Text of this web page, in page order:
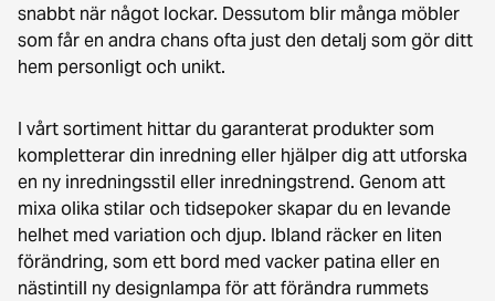
snabbt när något lockar. Dessutom blir många möbler
som får en andra chans ofta just den detalj som gör ditt
hem personligt och unikt.
I vårt sortiment hittar du garanterat produkter som
kompletterar din inredning eller hjälper dig att utforska
en ny inredningsstil eller inredningstrend. Genom att
mixa olika stilar och tidsepoker skapar du en levande
helhet med variation och djup. Ibland räcker en liten
förändring, som ett bord med vacker patina eller en
nästintill ny designlampa för att förändra rummets